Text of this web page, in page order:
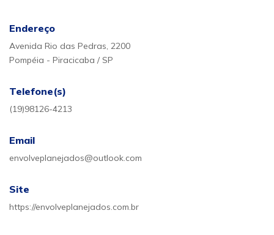
Endereço
Avenida Rio das Pedras, 2200
Pompéia - Piracicaba / SP
Telefone(s)
(19)98126-4213
Email
envolveplanejados@outlook.com
Site
https://envolveplanejados.com.br